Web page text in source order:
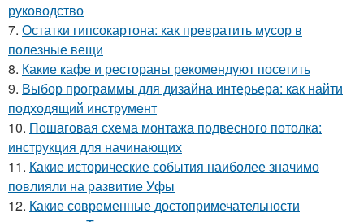
руководство
7. Остатки гипсокартона: как превратить мусор в
полезные вещи
8. Какие кафе и рестораны рекомендуют посетить
9. Выбор программы для дизайна интерьера: как найти
подходящий инструмент
10. Пошаговая схема монтажа подвесного потолка:
инструкция для начинающих
11. Какие исторические события наиболее значимо
повлияли на развитие Уфы
12. Какие современные достопримечательности